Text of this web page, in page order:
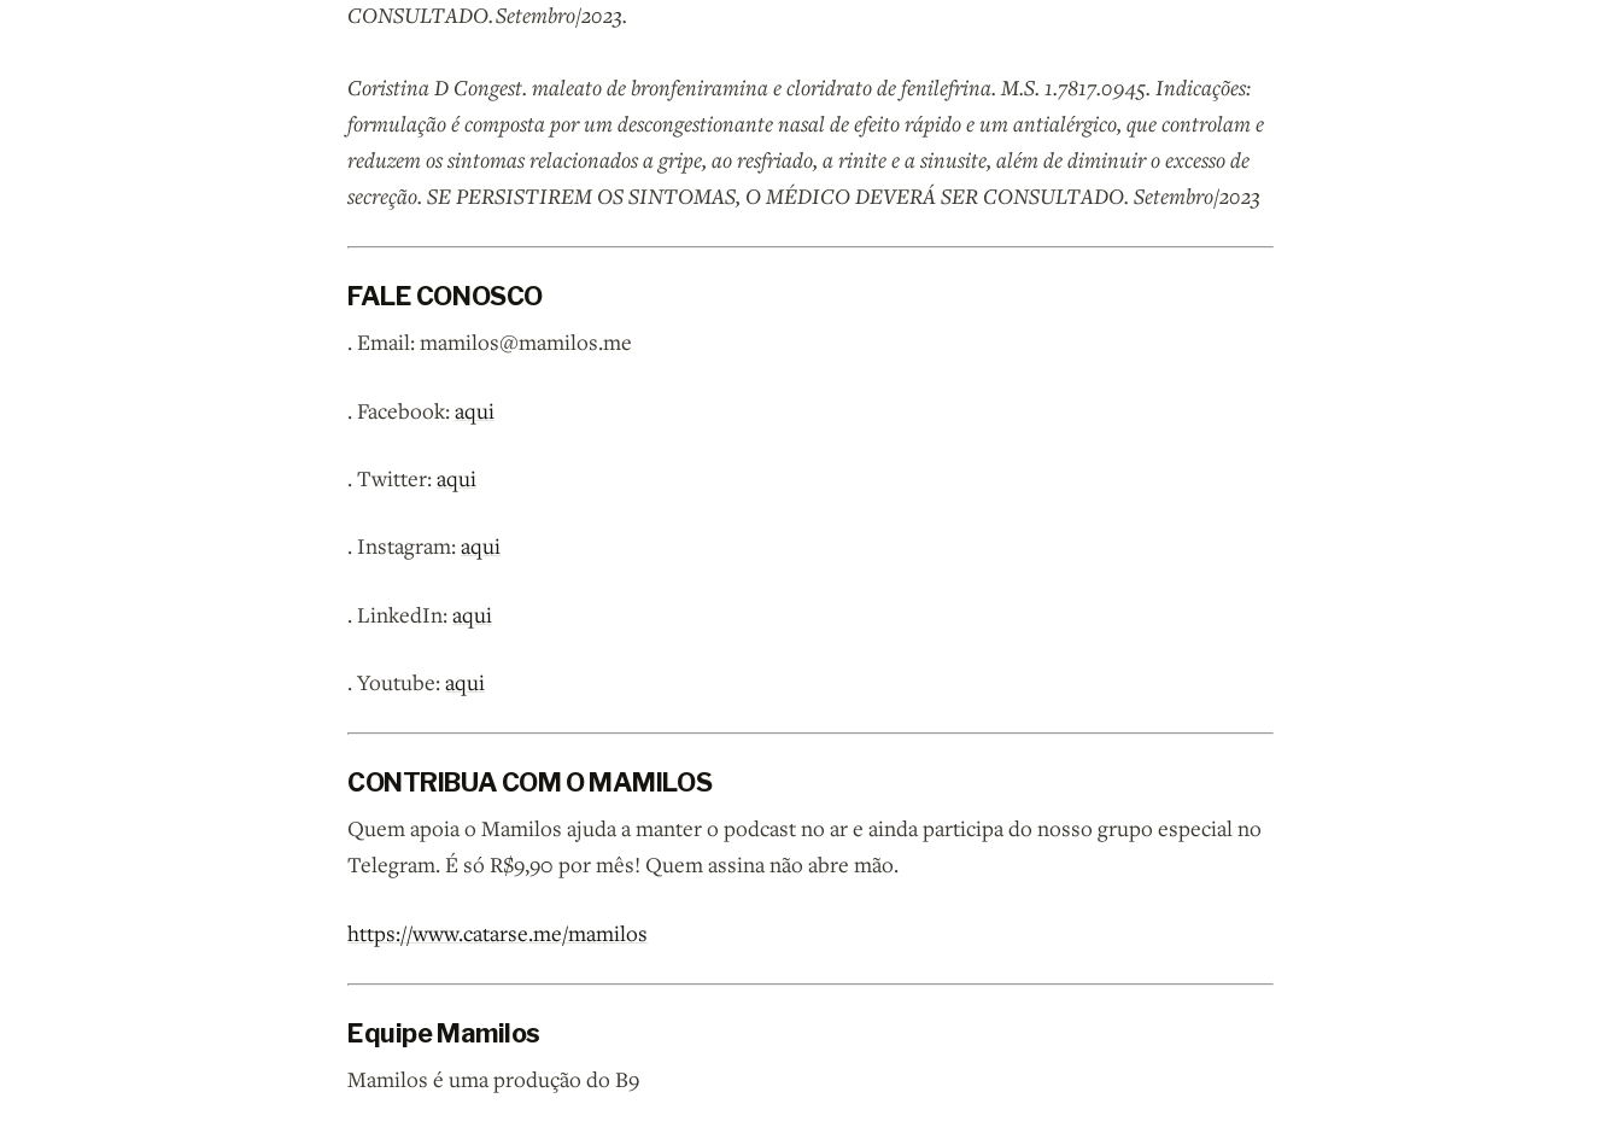
CONSULTADO. Setembro/2023.
Coristina D Congest. maleato de bronfeniramina e cloridrato de fenilefrina. M.S. 1.7817.0945. Indicações:
formulação é composta por um descongestionante nasal de efeito rápido e um antialérgico, que controlam e
reduzem os sintomas relacionados a gripe, ao resfriado, a rinite e a sinusite, além de diminuir o excesso de
secreção. SE PERSISTIREM OS SINTOMAS, O MÉDICO DEVERÁ SER CONSULTADO. Setembro/2023
FALE CONOSCO
. Email: mamilos@mamilos.me
. Facebook:aqui
. Twitter:aqui
. Instagram:aqui
. LinkedIn:aqui
. Youtube:aqui
CONTRIBUA COM O MAMILOS
Quem apoia o Mamilos ajuda a manter o podcast no ar e ainda participa do nosso grupo especial no
Telegram. É só R$9,90 por mês! Quem assina não abre mão.
https://www.catarse.me/mamilos
Equipe Mamilos
Mamilos é uma produção do B9